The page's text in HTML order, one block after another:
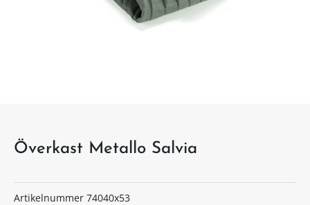
Överkast Metallo Salvia
Artikelnummer 74040x53